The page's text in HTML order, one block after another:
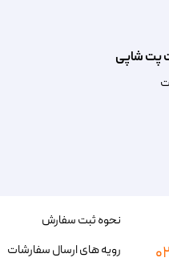
پت شاپی
نحوه ثبت سفارش
رویه های ارسال سفارشات